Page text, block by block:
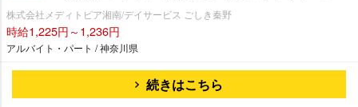
株式会社メディトピア湘南/デイサービス ごしき秦野
時給1,225円～1,236円
アルバイト・パート / 神奈川県
続きはこちら